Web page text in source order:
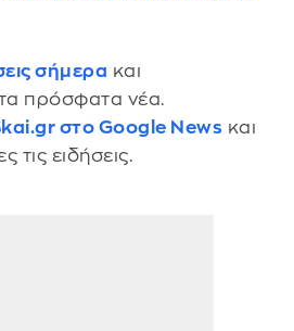
σήμερα και
πρόσφατα νέα.
στο Google News και
τις ειδήσεις.